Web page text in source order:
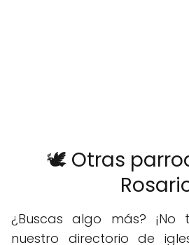
🕊️ Otras
¿Buscas algo más? ¡No
nuestro directorio de